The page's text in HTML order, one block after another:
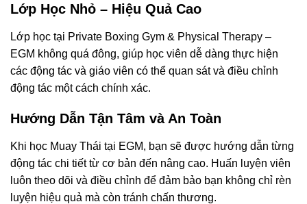
Lớp Học Nhỏ – Hiệu Quả Cao
Lớp học tại Private Boxing Gym & Physical Therapy –
EGM không quá đông, giúp học viên dễ dàng thực hiện
các động tác và giáo viên có thể quan sát và điều chỉnh
động tác một cách chính xác.
Hướng Dẫn Tận Tâm và An Toàn
Khi học Muay Thái tại EGM, bạn sẽ được hướng dẫn từng
động tác chi tiết từ cơ bản đến nâng cao. Huấn luyện viên
luôn theo dõi và điều chỉnh để đảm bảo bạn không chỉ rèn
luyện hiệu quả mà còn tránh chấn thương.